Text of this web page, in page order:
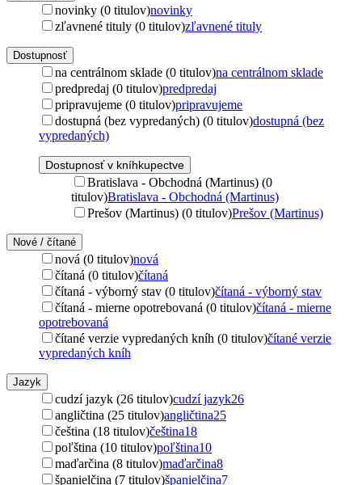
novinky (0 titulov)novinky
zľavnené tituly (0 titulov)zľavnené tituly
Dostupnosť
na centrálnom sklade (0 titulov)na centrálnom sklade
predpredaj (0 titulov)predpredaj
pripravujeme (0 titulov)pripravujeme
dostupná (bez vypredaných) (0 titulov)dostupná (bez
vypredaných)
Dostupnosť v kníhkupectve
Bratislava - Obchodná (Martinus) (0
titulov)Bratislava - Obchodná (Martinus)
Prešov (Martinus) (0 titulov)Prešov (Martinus)
Nové / čítané
nová (0 titulov)nová
čítaná (0 titulov)čítaná
čítaná - výborný stav (0 titulov)čítaná - výborný stav
čítaná - mierne opotrebovaná (0 titulov)čítaná - mierne
opotrebovaná
čítané verzie vypredaných kníh (0 titulov)čítané verzie
vypredaných kníh
Jazyk
cudzí jazyk (26 titulov)cudzí jazyk26
angličtina (25 titulov)angličtina25
čeština (18 titulov)čeština18
poľština (10 titulov)poľština10
maďarčina (8 titulov)maďarčina8
španielčina (7 titulov)španielčina7